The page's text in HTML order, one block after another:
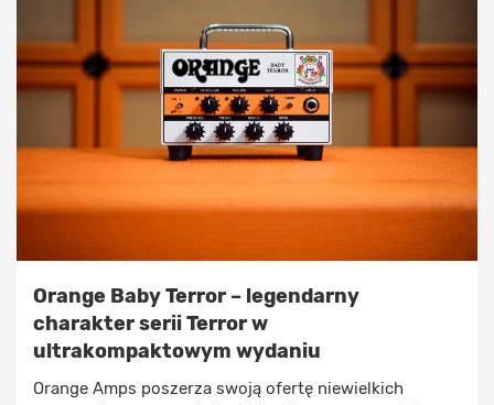
Orange Baby Terror – legendarny
charakter serii Terror w
ultrakompaktowym wydaniu
Orange Amps poszerza swoją ofertę niewielkich